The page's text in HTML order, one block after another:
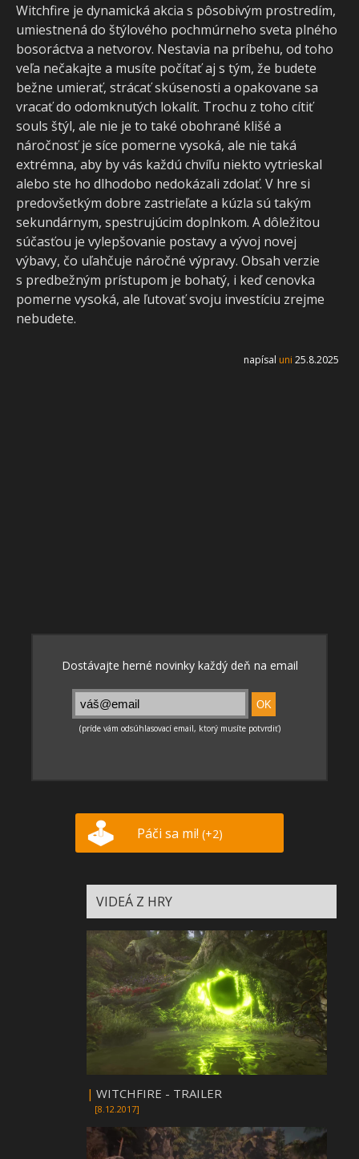
Witchfire je dynamická akcia s pôsobivým prostredím,
umiestnená do štýlového pochmúrneho sveta plného
bosoráctva a netvorov. Nestavia na príbehu, od toho
veľa nečakajte a musíte počítať aj s tým, že budete
bežne umierať, strácať skúsenosti a opakovane sa
vracať do odomknutých lokalít. Trochu z toho cítiť
souls štýl, ale nie je to také obohrané klišé a
náročnosť je síce pomerne vysoká, ale nie taká
extrémna, aby by vás každú chvíľu niekto vytrieskal
alebo ste ho dlhodobo nedokázali zdolať. V hre si
predovšetkým dobre zastrieľate a kúzla sú takým
sekundárnym, spestrujúcim doplnkom. A dôležitou
súčasťou je vylepšovanie postavy a vývoj novej
výbavy, čo uľahčuje náročné výpravy. Obsah verzie
s predbežným prístupom je bohatý, i keď cenovka
pomerne vysoká, ale ľutovať svoju investíciu zrejme
nebudete.
napísal uni 25.8.2025
Páči sa mi! (+2)
VIDEÁ Z HRY
| WITCHFIRE - TRAILER
[8.12.2017]